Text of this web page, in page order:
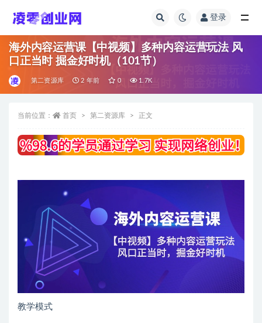
登录
海外内容运营课【中视频】多种内容运营玩法 风
口正当时 掘金好时机（101节）
第二资源库 2 年前 0 1.7K
当前位置： 首页 第二资源库 正文
教学模式